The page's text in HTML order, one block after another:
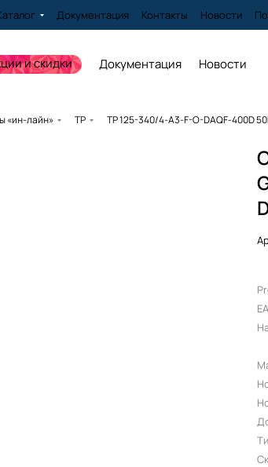
Документация Контакты Новости
и скидки Документация Новости
«ин-лайн» TP TP 125-340/4-A3-F-O-DAQF-400D